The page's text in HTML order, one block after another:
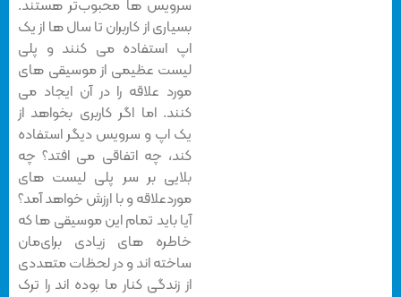
سرویس ها محبوب‌تر هستند.
بسیاری از کاربران تا سال ها از یک
اپ استفاده می کنند و پلی
لیست عظیمی از موسیقی های
مورد علاقه را در آن ایجاد می
کنند. اما اگر کاربری بخواهد از
یک اپ و سرویس دیگر استفاده
کند، چه اتفاقی می افتد؟ چه
بلایی بر سر پلی لیست های
موردعلاقه و با ارزش خواهد آمد؟
آیا باید تمام این موسیقی ها که
خاطره های زیادی برای‌مان
ساخته اند و در لحظات متعددی
از زندگی کنار ما بوده اند را ترک